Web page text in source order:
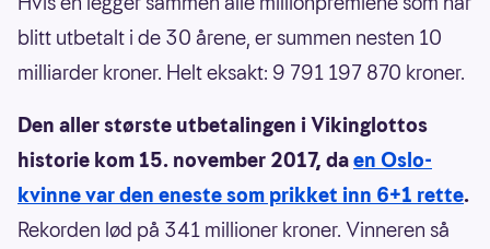
blitt utbetalt i de 30 årene, er summen nesten 10
milliarder kroner. Helt eksakt: 9 791 197 870 kroner.
Den aller største utbetalingen i Vikinglottos
historie kom 15. november 2017, daen Oslo-
kvinne var den eneste som prikket inn 6+1 rette.
Rekorden lød på 341 millioner kroner. Vinneren så